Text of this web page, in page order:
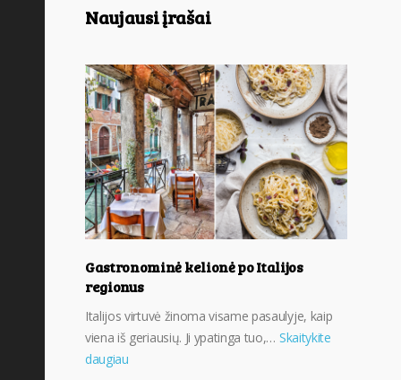
Naujausi įrašai
Gastronominė kelionė po Italijos
regionus
Italijos virtuvė žinoma visame pasaulyje, kaip
viena iš geriausių. Ji ypatinga tuo,… Skaitykite
daugiau